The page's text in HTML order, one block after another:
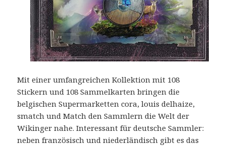
Mit einer umfangreichen Kollektion mit 108
Stickern und 108 Sammelkarten bringen die
belgischen Supermarketten cora, louis delhaize,
smatch und Match den Sammlern die Welt der
Wikinger nahe. Interessant für deutsche Sammler:
neben französisch und niederländisch gibt es das